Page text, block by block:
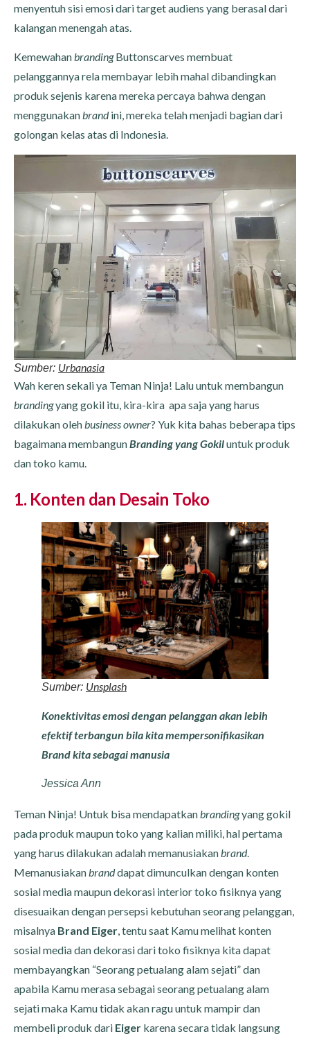
menyentuh sisi emosi dari target audiens yang berasal dari
kalangan menengah atas.
KemewahanbrandingButtonscarves membuat
pelanggannya rela membayar lebih mahal dibandingkan
produk sejenis karena mereka percaya bahwa dengan
menggunakanbrandini, mereka telah menjadi bagian dari
golongan kelas atas di Indonesia.
Sumber: Urbanasia
Wah keren sekali ya Teman Ninja! Lalu untuk membangun
brandingyang gokil itu, kira-kira apa saja yang harus
dilakukan olehbusiness owner? Yuk kita bahas beberapa tips
bagaimana membangunBranding yang Gokiluntuk produk
dan toko kamu.
1. Konten dan Desain Toko
Sumber: Unsplash
Konektivitas emosi dengan pelanggan akan lebih
efektif terbangun bila kita mempersonifikasikan
Brand kita sebagai manusia
Jessica Ann
Teman Ninja! Untuk bisa mendapatkanbrandingyang gokil
pada produk maupun toko yang kalian miliki, hal pertama
yang harus dilakukan adalah memanusiakanbrand.
Memanusiakanbranddapat dimunculkan dengan konten
sosial media maupun dekorasi interior toko fisiknya yang
disesuaikan dengan persepsi kebutuhan seorang pelanggan,
misalnya Brand Eiger, tentu saat Kamu melihat konten
sosial media dan dekorasi dari toko fisiknya kita dapat
membayangkan “Seorang petualang alam sejati” dan
apabila Kamu merasa sebagai seorang petualang alam
sejati maka Kamu tidak akan ragu untuk mampir dan
membeli produk dari Eiger karena secara tidak langsung